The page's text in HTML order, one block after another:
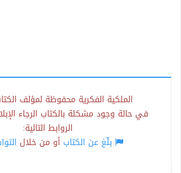
الملكية الفكرية محفوظة لمؤلف
في حالة وجود مشكلة بالكتاب الرجاء
الروابط التالية:
بلّغ عن الكتاب أو من خلال